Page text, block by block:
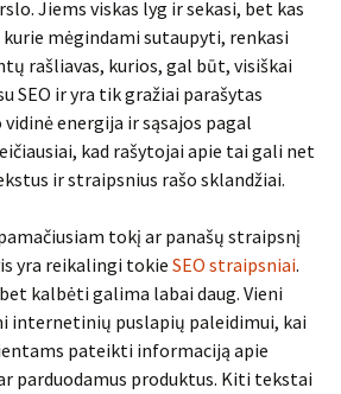
Jiems viskas lyg ir sekasi, bet kas
kurie mėgindami sutaupyti, renkasi
rašliavas, kurios, gal būt, visiškai
SEO ir yra tik gražiai parašytas
energija ir sąsajos pagal
kad rašytojai apie tai gali net
ir straipsnius rašo sklandžiai.
tokį ar panašų straipsnį
yra reikalingi tokie SEO straipsniai.
kalbėti galima labai daug. Vieni
internetinių puslapių paleidimui, kai
pateikti informaciją apie
parduodamus produktus. Kiti tekstai